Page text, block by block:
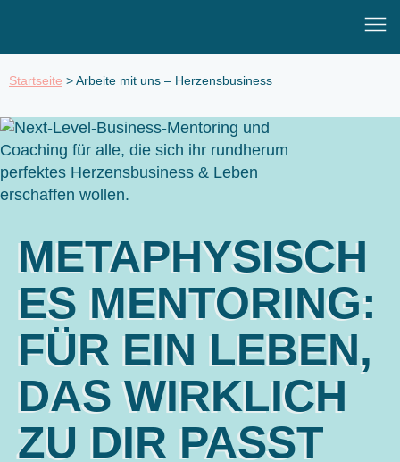
springen
Main
Startseite >Arbeite mit uns – Herzensbusiness
METAPHYSISCH
ES MENTORING:
FÜR EIN LEBEN,
DAS WIRKLICH
ZU DIR PASST